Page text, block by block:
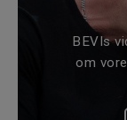
BEVIs
om